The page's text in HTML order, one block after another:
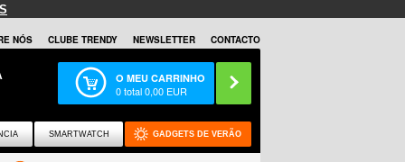
NÓS CLUBE TRENDY NEWSLETTER CONTACTO
O MEU CARRINHO
0total0,00 EUR
SMARTWATCH GADGETS DE VERÃO